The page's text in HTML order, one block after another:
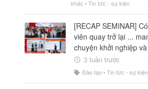
khác • Tin tức - sự kiện
[RECAP SEMINAR]
viên quay trở lại ...
chuyện khởi nghiệp
3 tuần trước
Đào tạo• Tin tức - sự kiện